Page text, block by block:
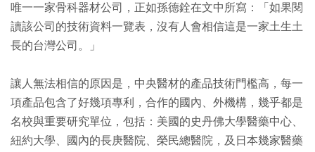
唯一一家骨科器材公司，正如孫德銓在文中所寫：「如果閱
讀該公司的技術資料一覽表，沒有人會相信這是一家土生土
長的台灣公司。」
讓人無法相信的原因是，中央醫材的產品技術門檻高，每一
項產品包含了好幾項專利，合作的國內、外機構，幾乎都是
名校與重要研究單位，包括：美國的史丹佛大學醫藥中心、
紐約大學、國內的長庚醫院、榮民總醫院，及日本幾家醫藥